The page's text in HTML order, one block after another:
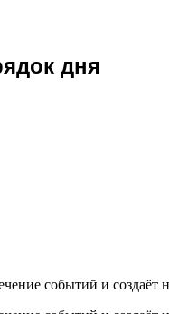
дня
событий и